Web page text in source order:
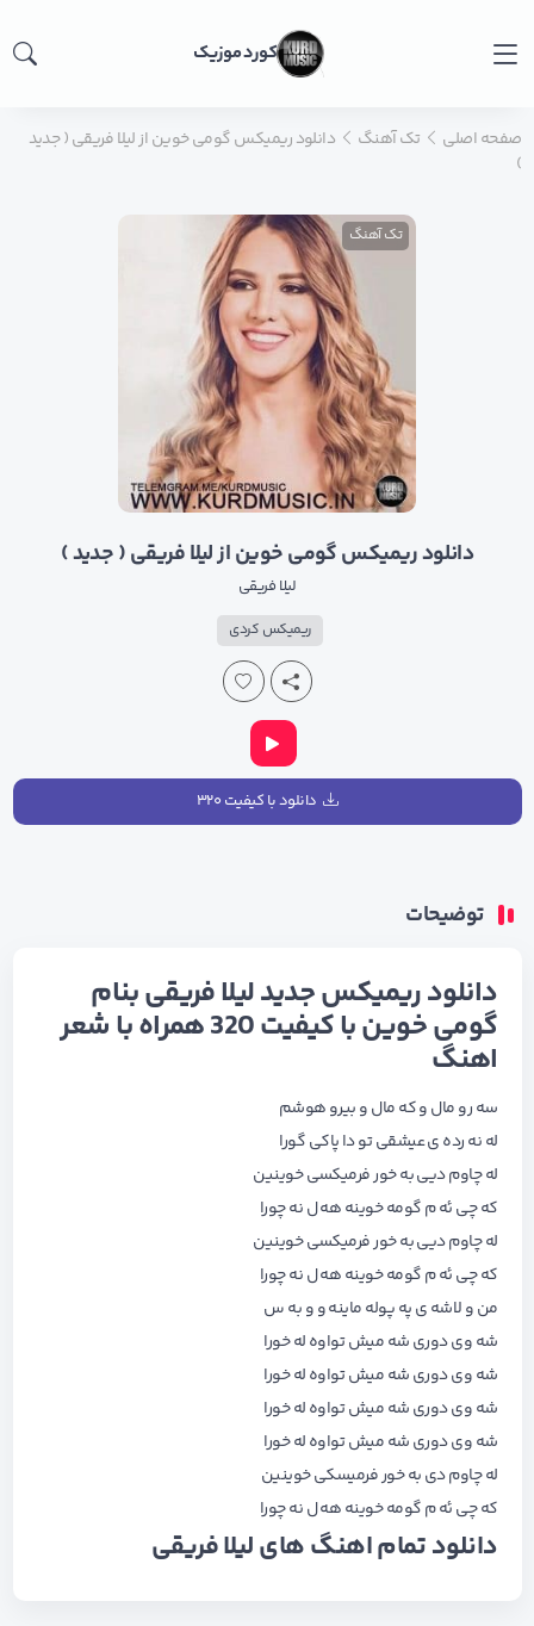
کورد موزیک
صفحه اصلی تک آهنگ
دانلود ریمیکس گومی خوین از لیلا فریقی ( جدید
)
تک آهنگ
دانلود ریمیکس گومی خوین از لیلا فریقی ( جدید )
لیلا فریقی
ریمیکس کردی
دانلود با کیفیت ۳۲۰
توضیحات
دانلود ریمیکس جدید لیلا فریقی بنام
گومی خوین با کیفیت 320 همراه با شعر
اهنگ
سه رو مال و که مال و بیرو هوشم
له نه رده ی عیشقی تو دا پاکی گورا
له چاوم دیی به خور فرمیکسی خوینین
که چی ئه م گومه خوینه هه ل نه چورا
له چاوم دیی به خور فرمیکسی خوینین
که چی ئه م گومه خوینه هه ل نه چورا
من و لاشه ی په پوله ماینه و و به س
شه وی دوری شه میش تواوه له خورا
شه وی دوری شه میش تواوه له خورا
شه وی دوری شه میش تواوه له خورا
شه وی دوری شه میش تواوه له خورا
له چاوم دی به خور فرمیسکی خوینین
که چی ئه م گومه خوینه هه ل نه چورا
دانلود تمام اهنگ هایلیلا فریقی